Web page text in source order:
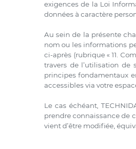
exigences de la Loi
données à caractère
Au sein de la présente
nom ou les informations
ci-après (rubrique « 11.
travers de l’utilisation de
principes fondamentaux
accessibles via votre
Le cas échéant,
prendre connaissance de
vient d’être modifiée,